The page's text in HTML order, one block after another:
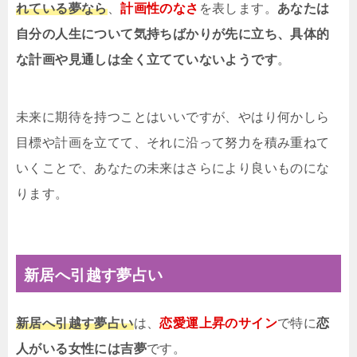
れている夢なら、計画性のなさ を表します。 あなたは
自分の人生について気持ちばかりが先に立ち、具体的
な計画や見通しは全く立てていないようです。
未来に期待を持つことはいいですが、やはり何かしら
目標や計画を立てて、それに沿って努力を積み重ねて
いくことで、あなたの未来はさらにより良いものにな
ります。
新居へ引越す夢占い
新居へ引越す夢占いは、恋愛運上昇のサインで特に恋
人がいる女性には吉夢です。